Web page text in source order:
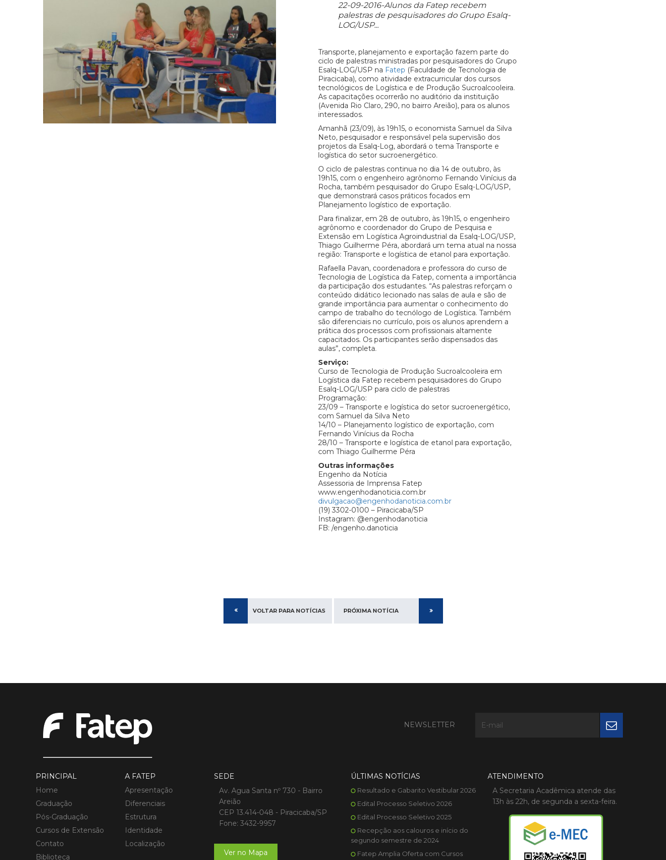
22-09-2016-Alunos da Fatep recebem
palestras de pesquisadores do Grupo Esalq-
LOG/USP...
Transporte, planejamento e exportação fazem parte do
ciclo de palestras ministradas por pesquisadores do Grupo
Esalq-LOG/USP na Fatep (Faculdade de Tecnologia de
Piracicaba), como atividade extracurricular dos cursos
tecnológicos de Logística e de Produção Sucroalcooleira.
As capacitações ocorrerão no auditório da instituição
(Avenida Rio Claro, 290, no bairro Areião), para os alunos
interessados.
Amanhã (23/09), às 19h15, o economista Samuel da Silva
Neto, pesquisador e responsável pela supervisão dos
projetos da Esalq-Log, abordará o tema Transporte e
logística do setor sucroenergético.
O ciclo de palestras continua no dia 14 de outubro, às
19h15, com o engenheiro agrônomo Fernando Vinícius da
Rocha, também pesquisador do Grupo Esalq-LOG/USP,
que demonstrará casos práticos focados em
Planejamento logístico de exportação.
Para finalizar, em 28 de outubro, às 19h15, o engenheiro
agrônomo e coordenador do Grupo de Pesquisa e
Extensão em Logística Agroindustrial da Esalq-LOG/USP,
Thiago Guilherme Péra, abordará um tema atual na nossa
região: Transporte e logística de etanol para exportação.
Rafaella Pavan, coordenadora e professora do curso de
Tecnologia de Logística da Fatep, comenta a importância
da participação dos estudantes. “As palestras reforçam o
conteúdo didático lecionado nas salas de aula e são de
grande importância para aumentar o conhecimento do
campo de trabalho do tecnólogo de Logística. Também
são diferenciais no currículo, pois os alunos aprendem a
prática dos processos com profissionais altamente
capacitados. Os participantes serão dispensados das
aulas”, completa.
Serviço:
Curso de Tecnologia de Produção Sucroalcooleira em
Logística da Fatep recebem pesquisadores do Grupo
Esalq-LOG/USP para ciclo de palestras
Programação:
23/09 – Transporte e logística do setor sucroenergético,
com Samuel da Silva Neto
14/10 – Planejamento logístico de exportação, com
Fernando Vinícius da Rocha
28/10 – Transporte e logística de etanol para exportação,
com Thiago Guilherme Péra
Outras informações
Engenho da Notícia
Assessoria de Imprensa Fatep
www.engenhodanoticia.com.br
divulgacao@engenhodanoticia.com.br
(19) 3302-0100 – Piracicaba/SP
Instagram: @engenhodanoticia
FB: /engenho.danoticia
VOLTAR PARA NOTÍCIAS PRÓXIMA NOTÍCIA
NEWSLETTER
PRINCIPAL
Home
Graduação
Pós-Graduação
Cursos de Extensão
Contato
Biblioteca
A FATEP
Apresentação
Diferenciais
Estrutura
Identidade
Localização
SEDE
Av. Agua Santa nº 730 - Bairro
Areião
CEP 13.414-048 - Piracicaba/SP
Fone: 3432-9957
Ver no Mapa
ÚLTIMAS NOTÍCIAS
Resultado e Gabarito Vestibular 2026
Edital Processo Seletivo 2026
Edital Processo Seletivo 2025
Recepção aos calouros e início do
segundo semestre de 2024
Fatep Amplia Oferta com Cursos
ATENDIMENTO
A Secretaria Acadêmica atende das
13h às 22h, de segunda a sexta-feira.